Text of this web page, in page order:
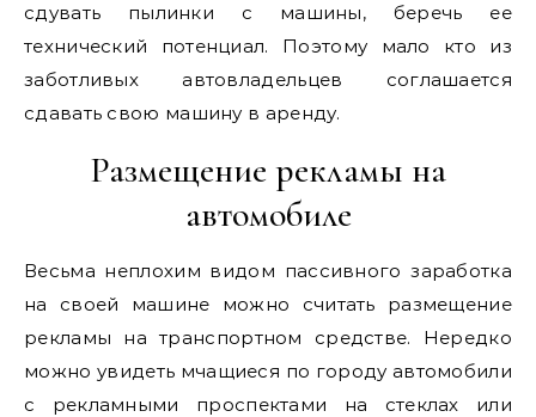
сдувать пылинки с машины, беречь ее
технический потенциал. Поэтому мало кто из
заботливых автовладельцев соглашается
сдавать свою машину в аренду.
Размещение рекламы на
автомобиле
Весьма неплохим видом пассивного заработка
на своей машине можно считать размещение
рекламы на транспортном средстве. Нередко
можно увидеть мчащиеся по городу автомобили
с рекламными проспектами на стеклах или